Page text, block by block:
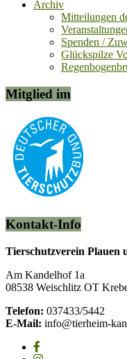
Archiv
Mitteilungen
Spenden /
Glückspilze
Mitglied im
Kontakt-Info
Tierschutzverein Plauen
Am Kandelhof 1a
08538 Weischlitz OT
Telefon: 037433/5442
E-Mail: info@tierheim-